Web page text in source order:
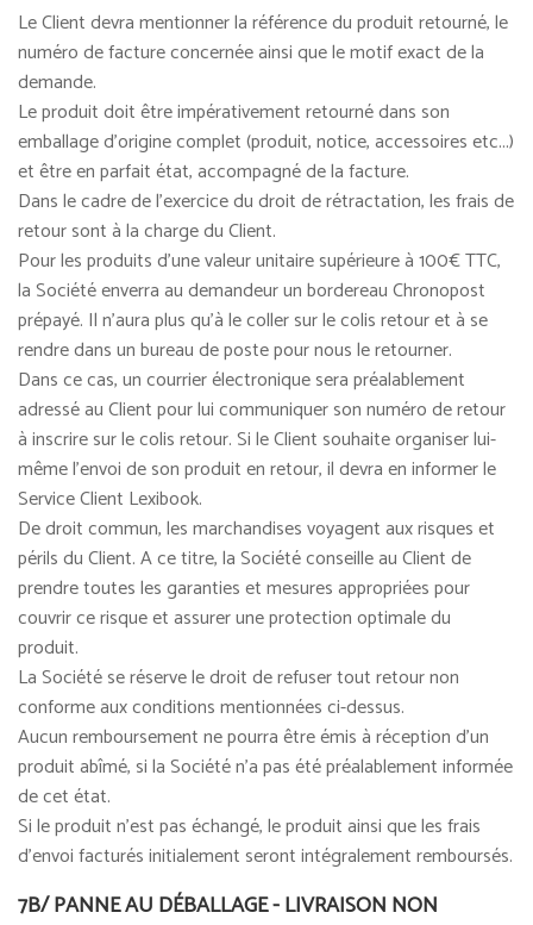
Le Client devra mentionner la référence du produit retourné, le
numéro de facture concernée ainsi que le motif exact de la
demande.
Le produit doit être impérativement retourné dans son
emballage d'origine complet (produit, notice, accessoires etc...)
et être en parfait état, accompagné de la facture.
Dans le cadre de l'exercice du droit de rétractation, les frais de
retour sont à la charge du Client.
Pour les produits d'une valeur unitaire supérieure à 100€ TTC,
la Société enverra au demandeur un bordereau Chronopost
prépayé. Il n'aura plus qu'à le coller sur le colis retour et à se
rendre dans un bureau de poste pour nous le retourner.
Dans ce cas, un courrier électronique sera préalablement
adressé au Client pour lui communiquer son numéro de retour
à inscrire sur le colis retour. Si le Client souhaite organiser lui-
même l’envoi de son produit en retour, il devra en informer le
Service Client Lexibook.
De droit commun, les marchandises voyagent aux risques et
périls du Client. A ce titre, la Société conseille au Client de
prendre toutes les garanties et mesures appropriées pour
couvrir ce risque et assurer une protection optimale du
produit.
La Société se réserve le droit de refuser tout retour non
conforme aux conditions mentionnées ci-dessus.
Aucun remboursement ne pourra être émis à réception d'un
produit abîmé, si la Société n'a pas été préalablement informée
de cet état.
Si le produit n'est pas échangé, le produit ainsi que les frais
d'envoi facturés initialement seront intégralement remboursés.
7B/ PANNE AU DÉBALLAGE - LIVRAISON NON